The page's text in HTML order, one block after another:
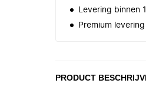
Levering binnen
Premium
PRODUCT